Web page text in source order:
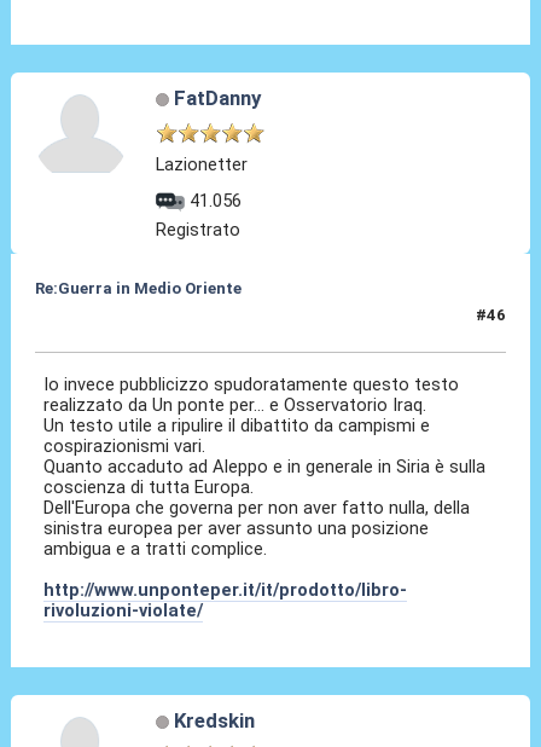
FatDanny
Lazionetter
41.056
Registrato
Re:Guerra in Medio Oriente
#46
Io invece pubblicizzo spudoratamente questo testo
realizzato da Un ponte per... e Osservatorio Iraq.
Un testo utile a ripulire il dibattito da campismi e
cospirazionismi vari.
Quanto accaduto ad Aleppo e in generale in Siria è sulla
coscienza di tutta Europa.
Dell'Europa che governa per non aver fatto nulla, della
sinistra europea per aver assunto una posizione
ambigua e a tratti complice.
http://www.unponteper.it/it/prodotto/libro-
rivoluzioni-violate/
Kredskin